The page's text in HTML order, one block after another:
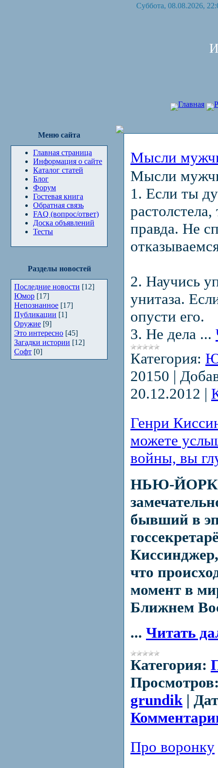
Суббота, 08.08.2026,
Главная
Меню сайта
Главная страница
Информация о сайте
Каталог статей
Блог
Форум
Гостевая книга
Обратная связь
FAQ (вопрос/ответ)
Доска объявлений
Тесты
Разделы новостей
Последние новости [12]
Юмор [17]
Непознанное [17]
Публикации [1]
Оружие [9]
Это интересно [45]
Загадки истории [12]
Софт [0]
Мысли
Мысли
1. Если ты
растолстела,
правда. Не
2. Научись
унитаза.
опусти его.
3. Не дела ...
Категория:
20150 |
20.12.2012 |
Генри
можете
войны, вы
НЬЮ-ЙОРК
бывший в
что
момент в
Ближнем
... Читать
Категория:
grundik |
Про воронку